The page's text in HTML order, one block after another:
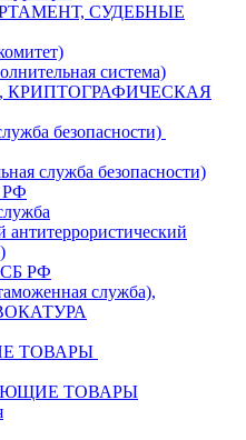
СУДЕБНЫЕ
система)
КРИПТОГРАФИЧЕСКАЯ
безопасности)
служба безопасности)
РФ
РФ
служба),
ТОВАРЫ
ТОВАРЫ